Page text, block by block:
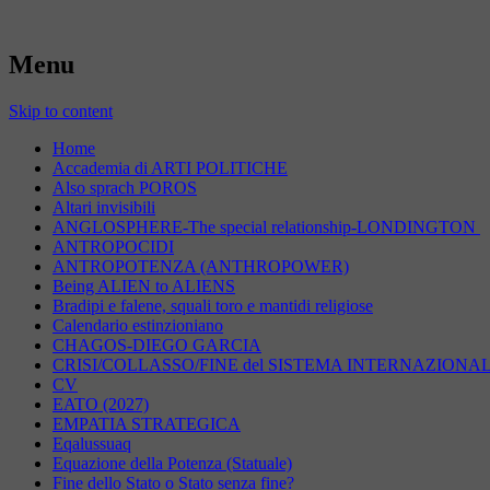
Menu
Skip to content
Home
Accademia di ARTI POLITICHE
Also sprach POROS
Altari invisibili
ANGLOSPHERE-The special relationship-LONDINGTON
ANTROPOCIDI
ANTROPOTENZA (ANTHROPOWER)
Being ALIEN to ALIENS
Bradipi e falene, squali toro e mantidi religiose
Calendario estinzioniano
CHAGOS-DIEGO GARCIA
CRISI/COLLASSO/FINE del SISTEMA
CV
EATO (2027)
EMPATIA STRATEGICA
Eqalussuaq
Equazione della Potenza (Statuale)
Fine dello Stato o Stato senza fine?